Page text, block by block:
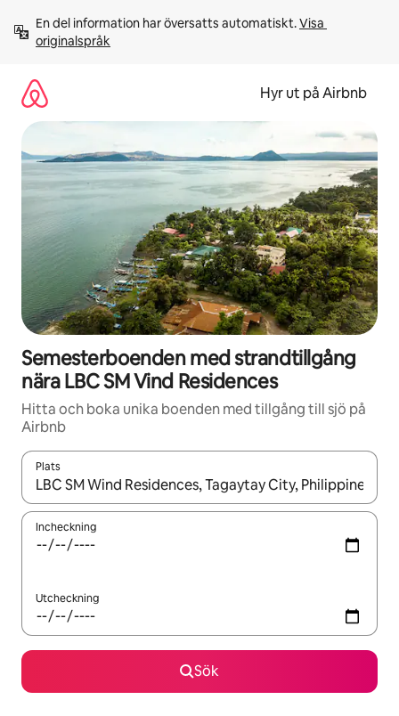
innehåll
En del information har översatts automatiskt. Visa
originalspråk
Hyr ut på Airbnb
Semesterboenden med strandtillgång
nära LBC SM Vind Residences
Hitta och boka unika boenden med tillgång till sjö på
Airbnb
Plats
När resultaten är tillgängliga kan du navigera med upp- och
Incheckning
Utcheckning
Sök